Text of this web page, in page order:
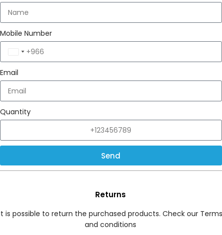
Mobile Number
Saudi
Arabia
+966
Email
Quantity
Send
Returns
is possible to return the purchased products. Check our Terms
and conditions